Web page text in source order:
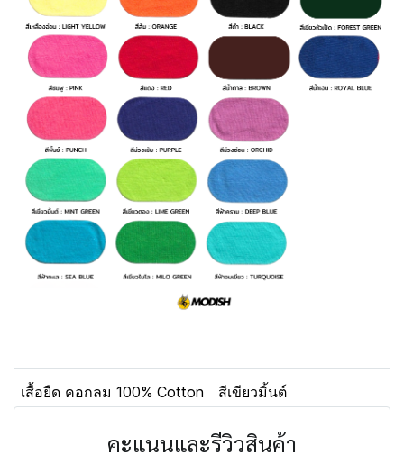
เสื้อยืด คอกลม 100% Cotton สีเขียวมิ้นต์
คะแนนและรีวิวสินค้า